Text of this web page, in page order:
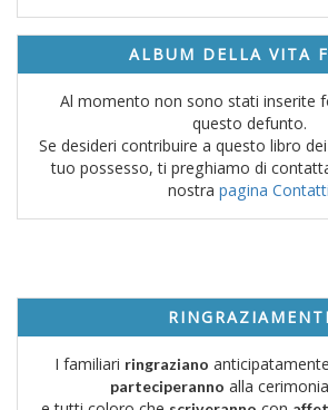
ALBUM DELLA VITA
Al momento non sono stati inserite
questo defunto.
Se desideri contribuire a questo libro
tuo possesso, ti preghiamo di
nostra pagina Contatti
RINGRAZIAMENTI
I familiari ringraziano
parteciperanno alla